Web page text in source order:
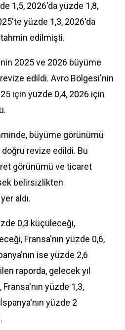
1,5, 2026'da yüzde 1,8,
yüzde 1,3, 2026'da
edilmişti.
2025 ve 2026 büyüme
edildi. Avro Bölgesi'nin
için yüzde 0,4, 2026 için
büyüme görünümü
revize edildi. Bu
görünümü ve ticaret
belirsizlikten
aldı.
0,3 küçüleceği,
Fransa'nın yüzde 0,6,
ise yüzde 2,6
raporda, gelecek yıl
yüzde 1,3,
yüzde 2